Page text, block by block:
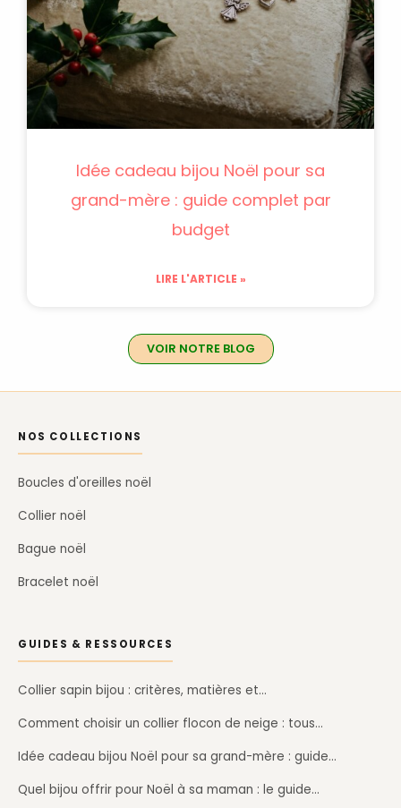
Idée cadeau bijou Noël pour sa
grand-mère : guide complet par
budget
LIRE L'ARTICLE »
VOIR NOTRE BLOG
NOS COLLECTIONS
Boucles d'oreilles noël
Collier noël
Bague noël
Bracelet noël
GUIDES & RESSOURCES
Collier sapin bijou : critères, matières et…
Comment choisir un collier flocon de neige : tous…
Idée cadeau bijou Noël pour sa grand-mère : guide…
Quel bijou offrir pour Noël à sa maman : le guide…